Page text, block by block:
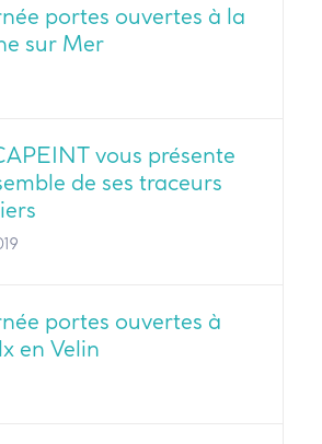
portes ouvertes à la
sur Mer
vous présente
de ses traceurs
portes ouvertes à
en Velin